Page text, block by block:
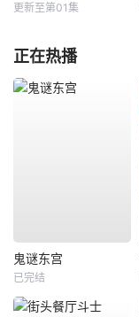
更新至第01集
正在热播
鬼谜东宫
已完结